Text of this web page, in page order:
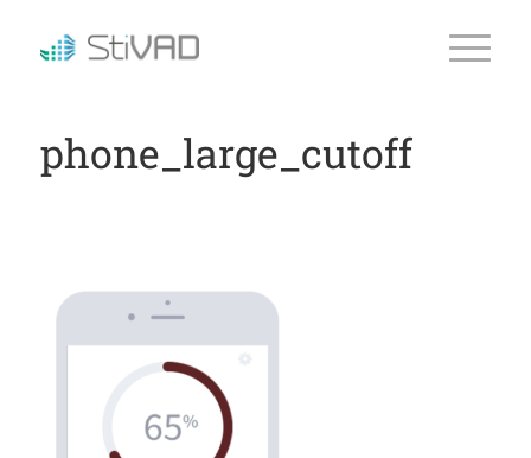
phone_large_cutoff